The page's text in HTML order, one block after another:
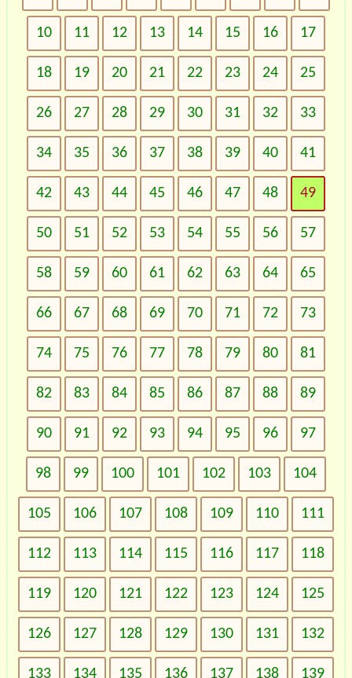
10 11 12 13 14 15 16 17
18 19 20 21 22 23 24 25
26 27 28 29 30 31 32 33
34 35 36 37 38 39 40 41
42 43 44 45 46 47 48 49
50 51 52 53 54 55 56 57
58 59 60 61 62 63 64 65
66 67 68 69 70 71 72 73
74 75 76 77 78 79 80 81
82 83 84 85 86 87 88 89
90 91 92 93 94 95 96 97
98 99 100 101 102 103 104
105 106 107 108 109 110 111
112 113 114 115 116 117 118
119 120 121 122 123 124 125
126 127 128 129 130 131 132
133 134 135 136 137 138 139